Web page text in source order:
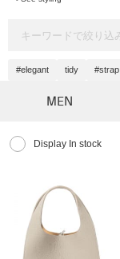
#elegant tidy #strap
MEN
Display In stock